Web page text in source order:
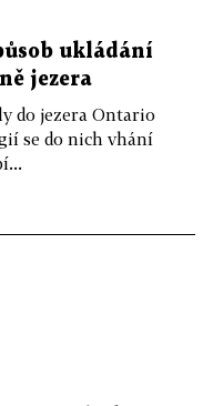
ukládání
jezera
do jezera Ontario
se do nich vhání